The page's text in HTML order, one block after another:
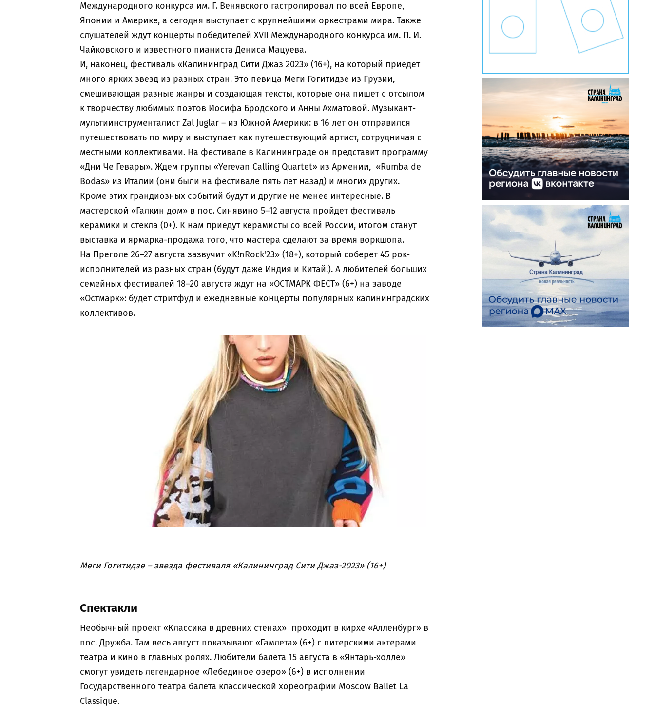
Международного конкурса им. Г. Венявского гастролировал по всей Европе,
Японии и Америке, а сегодня выступает с крупнейшими оркестрами мира. Также
слушателей ждут концерты победителей XVII Международного конкурса им. П. И.
Чайковского и известного пианиста Дениса Мацуева.
И, наконец, фестиваль «Калининград Сити Джаз 2023» (16+), на который приедет
много ярких звезд из разных стран. Это певица Меги Гогитидзе из Грузии,
смешивающая разные жанры и создающая тексты, которые она пишет с отсылом
к творчеству любимых поэтов Иосифа Бродского и Анны Ахматовой. Музыкант-
мультиинструменталист Zal Juglar – из Южной Америки: в 16 лет он отправился
путешествовать по миру и выступает как путешествующий артист, сотрудничая с
местными коллективами. На фестивале в Калининграде он представит программу
«Дни Че Гевары». Ждем группы «Yerevan Calling Quartet» из Армении, «Rumba de
Bodas» из Италии (они были на фестивале пять лет назад) и многих других.
Кроме этих грандиозных событий будут и другие не менее интересные. В
мастерской «Галкин дом» в пос. Синявино 5–12 августа пройдет фестиваль
керамики и стекла (0+). К нам приедут керамисты со всей России, итогом станут
выставка и ярмарка-продажа того, что мастера сделают за время воркшопа.
На Преголе 26–27 августа зазвучит «K!nRock'23» (18+), который соберет 45 рок-
исполнителей из разных стран (будут даже Индия и Китай!). А любителей больших
семейных фестивалей 18–20 августа ждут на «ОСТМАРК ФЕСТ» (6+) на заводе
«Остмарк»: будет стритфуд и ежедневные концерты популярных калининградских
коллективов.
Меги Гогитидзе – звезда фестиваля «Калининград Сити Джаз-2023» (16+)
Спектакли
Необычный проект «Классика в древних стенах» проходит в кирхе «Алленбург» в
пос. Дружба. Там весь август показывают «Гамлета» (6+) с питерскими актерами
театра и кино в главных ролях. Любители балета 15 августа в «Янтарь-холле»
смогут увидеть легендарное «Лебединое озеро» (6+) в исполнении
Государственного театра балета классической хореографии Moscow Ballet La
Classique.